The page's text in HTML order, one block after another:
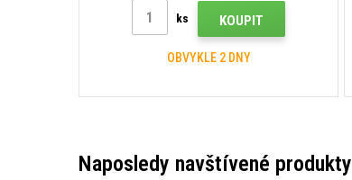
ks KOUPIT
OBVYKLE 2 DNY
Naposledy navštívené produkty